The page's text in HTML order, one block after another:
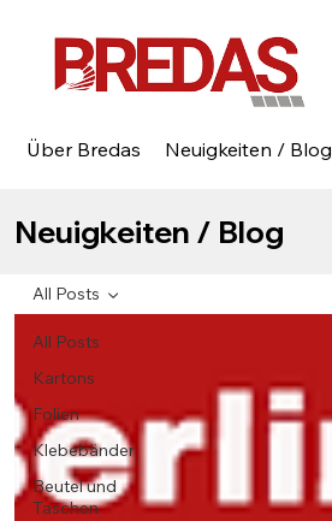
Über Bredas Neuigkeiten / Blog
Neuigkeiten / Blog
All Posts
Kartons
Folien
Klebebänder
Beutel und
Taschen
All Posts